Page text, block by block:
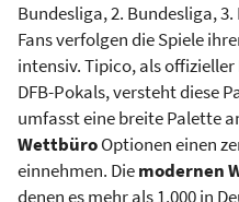
Bundesliga, 2. Bundesliga,
Fans verfolgen die Spiele
intensiv. Tipico, als
DFB-Pokals, versteht diese
umfasst eine breite Palette
WettbüroOptionen einen
einnehmen. Diemodernen
denen es mehr als 1.000 in